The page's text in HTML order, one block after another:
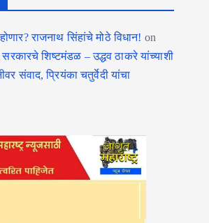
राजनाथ सिंहांचे मोठे विधान! on
शिष्टमंडळ – उद्धव ठाकरे यांच्याशी
संवाद, प्रियंका चतुर्वेदी यांचा